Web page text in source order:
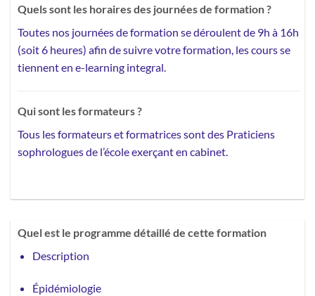
Quels sont les horaires des journées de formation ?
Toutes nos journées de formation se déroulent de 9h à 16h
(soit 6 heures) afin de suivre votre formation, les cours se
tiennent en e-learning integral.
Qui sont les formateurs ?
Tous les formateurs et formatrices sont des Praticiens
sophrologues de l’école exerçant en cabinet.
Quel est le programme détaillé de cette formation
Description
Épidémiologie